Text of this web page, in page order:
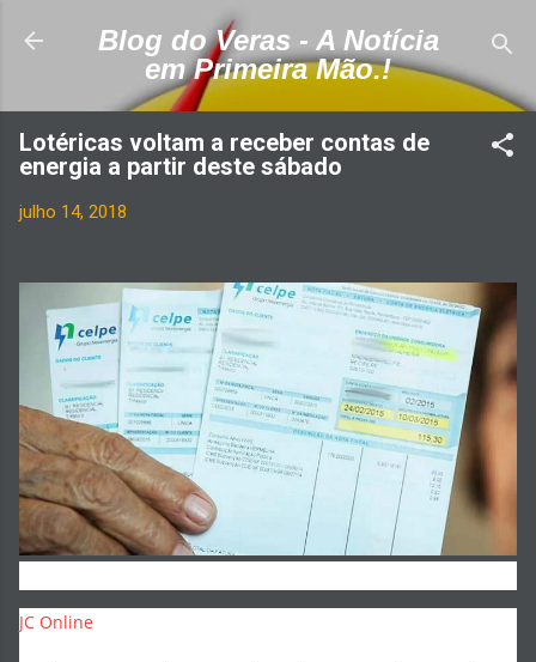
Pular para o conteúdo principal
Blog do Veras - A Notícia
em Primeira Mão.!
Lotéricas voltam a receber contas de
energia a partir deste sábado
julho 14, 2018
JC Online